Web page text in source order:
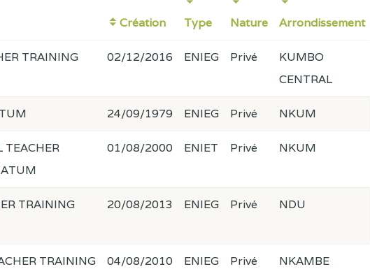
Création Type Nature Arrondissement
TRAINING
02/12/2016 ENIEG Privé
KUMBO
CENTRAL
24/09/1979 ENIEG Privé NKUM
TEACHER
01/08/2000 ENIET Privé NKUM
TRAINING
20/08/2013 ENIEG Privé NDU
TRAINING
04/08/2010 ENIEG Privé NKAMBE